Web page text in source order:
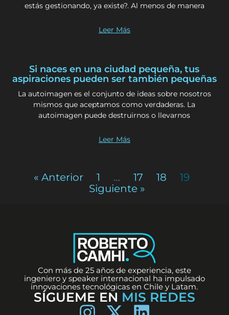
estás gestionando, ya existe?. Al menos de manera
Leer Más
Si naces en una ciudad pequeña, tus
aspiraciones pueden ser también pequeñas
La autoimagen es el conjunto de ideas sobre nosotros
mismos que aceptamos como verdaderas. La
autoimagen puede destruirnos o llevarnos
Leer Más
« Anterior 1 … 17 18
19
Siguiente »
Con más de 25 años de experiencia, este
ingeniero y speaker internacional ha impulsado
innovaciones tecnológicas en Chile y Latam.
SÍGUEME EN MIS REDES